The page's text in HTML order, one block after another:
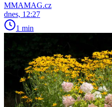
MMAMAG.cz
dnes, 12:27
1 min